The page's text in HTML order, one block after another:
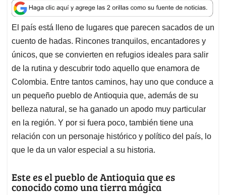
a
t
s
A
p
p
c
e
b
o
o
k
n
k
e
d
I
n
a
i
l
r
e
a
d
s
El país está lleno de lugares que parecen sacados de un
cuento de hadas. Rincones tranquilos, encantadores y
únicos, que se convierten en refugios ideales para salir
de la rutina y descubrir todo aquello que enamora de
Colombia. Entre tantos caminos, hay uno que conduce a
un pequeño pueblo de Antioquia que, además de su
belleza natural, se ha ganado un apodo muy particular
en la región. Y por si fuera poco, también tiene una
relación con un personaje histórico y político del país, lo
que le da un valor especial a su historia.
Este es el pueblo de Antioquia que es
conocido como una tierra mágica